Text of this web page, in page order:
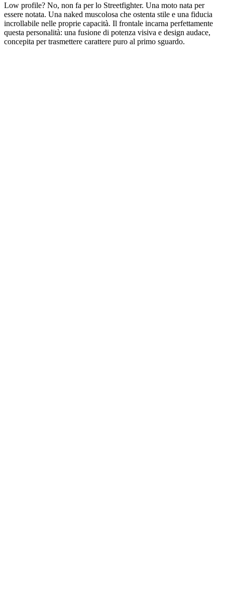
Low profile? No, non fa per lo Streetfighter. Una moto nata per
essere notata. Una naked muscolosa che ostenta stile e una fiducia
incrollabile nelle proprie capacità. Il frontale incarna perfettamente
questa personalità: una fusione di potenza visiva e design audace,
concepita per trasmettere carattere puro al primo sguardo.